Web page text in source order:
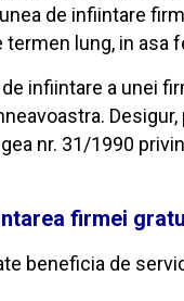
de infiintare
lung, in asa
infiintare a unei
nr. 31/1990
firmei
beneficia de